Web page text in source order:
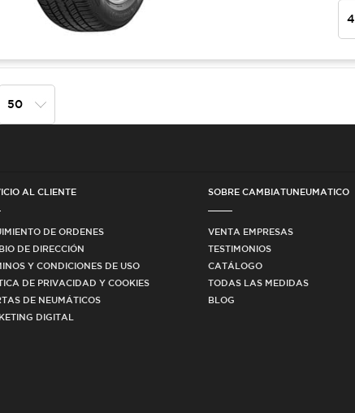
AL CLIENTE
DE ORDENES
DE DIRECCIÓN
Y CONDICIONES DE USO
DE PRIVACIDAD Y COOKIES
DE NEUMÁTICOS
DIGITAL
SOBRE CAMBIATUNEUMATICO
VENTA EMPRESAS
TESTIMONIOS
CATÁLOGO
TODAS LAS MEDIDAS
BLOG